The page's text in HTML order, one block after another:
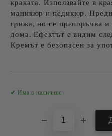
краката. Използвайте в
маникюр и педикюр.
грижа, но се препоръчва и
дома. Ефектът е видим
Кремът е безопасен за
✔ Има в наличност